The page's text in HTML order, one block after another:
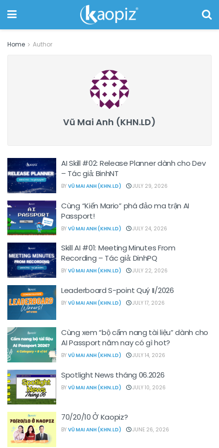
Home Author
Vũ Mai Anh (KHN.LD)
AI Skill #02: Release Planner dành cho Dev
– Tác giả: BinhNT
BY VŨ MAI ANH (KHN.LD) JULY 29, 2026
Cùng “Kiến Mario” phá đảo ma trận AI
Passport!
BY VŨ MAI ANH (KHN.LD) JULY 24, 2026
Skill AI #01: Meeting Minutes From
Recording – Tác giả: DinhPQ
BY VŨ MAI ANH (KHN.LD) JULY 22, 2026
Leaderboard S-point Quý II/2026
BY VŨ MAI ANH (KHN.LD) JULY 17, 2026
Cùng xem “bộ cẩm nang tài liệu” dành cho
AI Passport năm nay có gì hot?
BY VŨ MAI ANH (KHN.LD) JULY 14, 2026
Spotlight News tháng 06.2026
BY VŨ MAI ANH (KHN.LD) JULY 10, 2026
70/20/10 Ở Kaopiz?
BY VŨ MAI ANH (KHN.LD) JUNE 26, 2026